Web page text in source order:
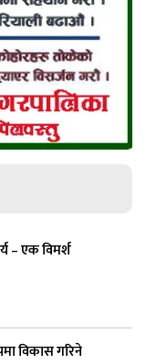
– एक विमर्श
विकास गरिने